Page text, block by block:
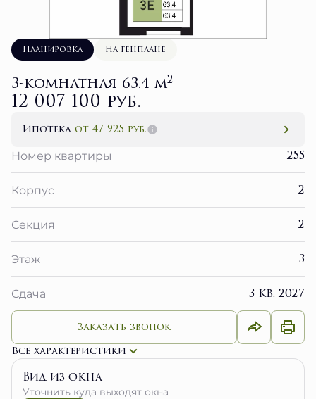
Планировка На генплане
3-комнатная 63.4 м2
12 007 100 руб.
Ипотека от 47 925 руб.
Номер квартиры
255
Корпус 2
Секция 2
Этаж 3
Сдача 3 кв. 2027
Заказать звонок
Все характеристики
Вид из окна
Уточнить куда выходят окна